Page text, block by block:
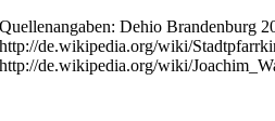
Quellenangaben: Dehio Brandenburg
http://de.wikipedia.org/wiki/
http://de.wikipedia.org/wiki/